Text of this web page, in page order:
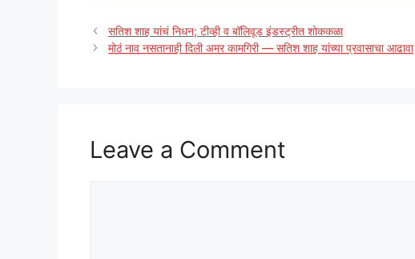
सतिश शाह यांचं निधन; टीव्ही व बॉलिवूड इंडस्ट्रीत शोककळा
मोठं नाव नसतानाही दिली अमर कामगिरी — सतिश शाह यांच्या प्रवासाचा आढावा
Leave a Comment